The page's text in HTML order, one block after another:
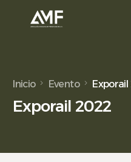
Inicio Evento
Exporail 2022